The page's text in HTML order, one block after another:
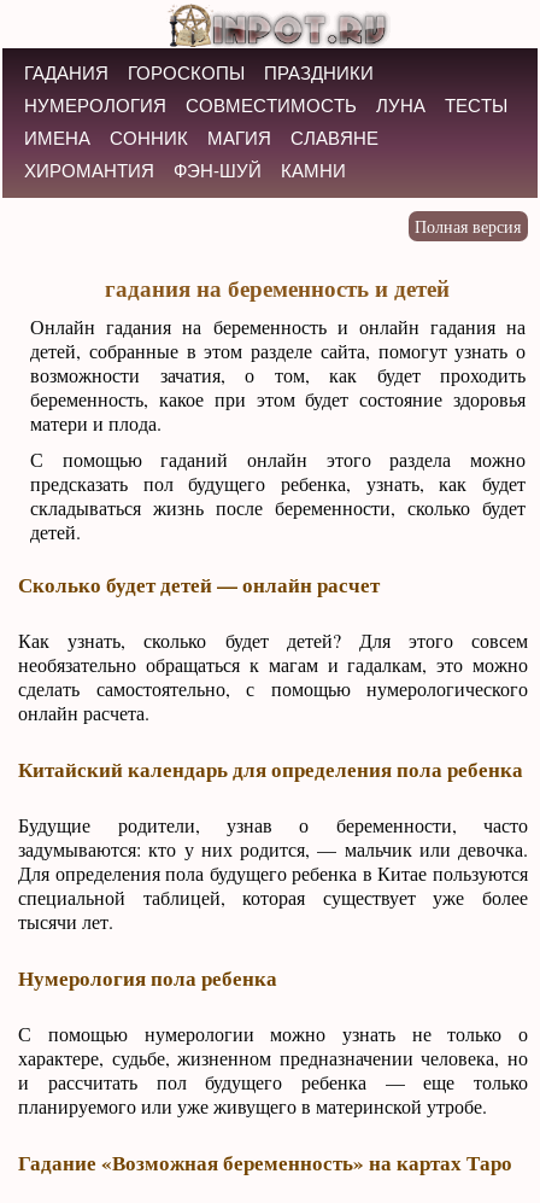
ГАДАНИЯ ГОРОСКОПЫ
ПРАЗДНИКИ
НУМЕРОЛОГИЯ
СОВМЕСТИМОСТЬ ЛУНА
ТЕСТЫ
ИМЕНА
СОННИК МАГИЯ
СЛАВЯНЕ
ХИРОМАНТИЯ
ФЭН-ШУЙ КАМНИ
гадания на беременность и детей
Онлайн гадания на беременность и онлайн гадания на
детей, собранные в этом разделе сайта, помогут узнать о
возможности зачатия, о том, как будет проходить
беременность, какое при этом будет состояние здоровья
матери и плода.
С помощью гаданий онлайн этого раздела можно
предсказать пол будущего ребенка, узнать, как будет
складываться жизнь после беременности, сколько будет
детей.
Сколько будет детей — онлайн расчет
Как узнать, сколько будет детей? Для этого совсем
необязательно обращаться к магам и гадалкам, это можно
сделать самостоятельно, с помощью нумерологического
онлайн расчета.
Китайский календарь для определения пола ребенка
Будущие родители, узнав о беременности, часто
задумываются: кто у них родится, — мальчик или девочка.
Для определения пола будущего ребенка в Китае пользуются
специальной таблицей, которая существует уже более
тысячи лет.
Нумерология пола ребенка
С помощью нумерологии можно узнать не только о
характере, судьбе, жизненном предназначении человека, но
и рассчитать пол будущего ребенка — еще только
планируемого или уже живущего в материнской утробе.
Гадание «Возможная беременность» на картах Таро